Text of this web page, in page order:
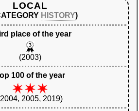
LOCAL
HISTORY)
place of the year
(2003)
100 of the year
2005, 2019)